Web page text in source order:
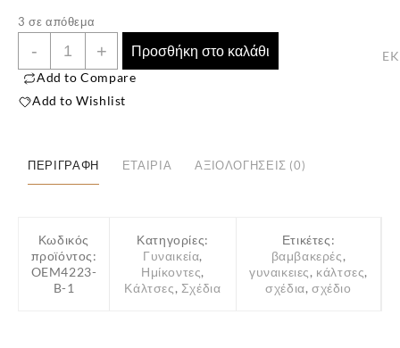
3 σε απόθεμα
-
Γυναικείες
Βαμβακερές
Με
+
Προσθήκη στο καλάθι
Add to Compare
Add to Wishlist
ΠΕΡΙΓΡΑΦΉ ΕΤΑΙΡΊΑ ΑΞΙΟΛΟΓΉΣΕΙΣ (0)
Κωδικός
προϊόντος:
OEM4223-
B-1
Κατηγορίες:
Γυναικεία,
Ημίκοντες,
Κάλτσες, Σχέδια
Ετικέτες:
βαμβακερές,
γυναικειες, κάλτσες,
σχέδια,σχέδιο